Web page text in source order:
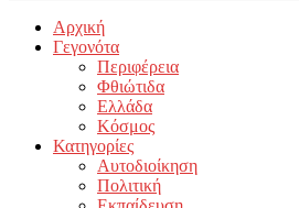
Facebook
Twitter
Instagram
Youtube
Email
Αρχική
Γεγονότα
Περιφέρεια
Φθιώτιδα
Ελλάδα
Κόσμος
Κατηγορίες
Αυτοδιοίκηση
Πολιτική